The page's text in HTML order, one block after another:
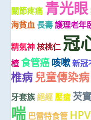
關節疼痛 青光眼
海貧血 長壽 護理老年
精氣神 核桃仁 冠
楂 食管癌咳嗽新冠
椎病 兒童傳染病
牙套族 絕經 壓瘡 芡
喘 巴雷特食管 HPV